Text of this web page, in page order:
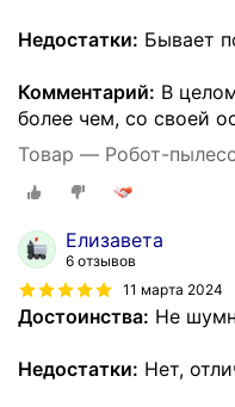
Недостатки: Бывает
Комментарий: В
более чем, со своей
Товар — Робот-
Елизавета
6 отзывов
11 марта 2024
Достоинства: Не
Недостатки: Нет,